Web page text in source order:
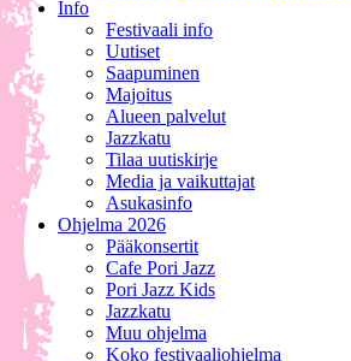
Info
Festivaali info
Uutiset
Saapuminen
Majoitus
Alueen palvelut
Jazzkatu
Tilaa uutiskirje
Media ja vaikuttajat
Asukasinfo
Ohjelma 2026
Pääkonsertit
Cafe Pori Jazz
Pori Jazz Kids
Jazzkatu
Muu ohjelma
Koko festivaaliohjelma